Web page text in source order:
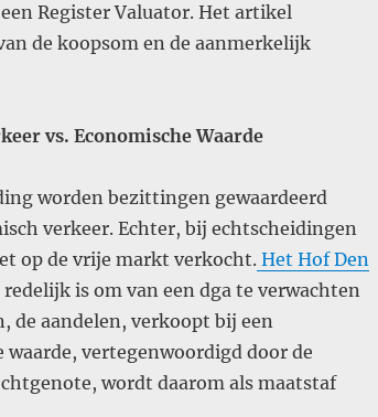
Register Valuator. Het artikel
de koopsom en de aanmerkelijk
vs. Economische Waarde
worden bezittingen gewaardeerd
verkeer. Echter, bij echtscheidingen
op de vrije markt verkocht.Het Hof Den
is om van een dga te verwachten
de aandelen, verkoopt bij een
vertegenwoordigd door de
wordt daarom als maatstaf